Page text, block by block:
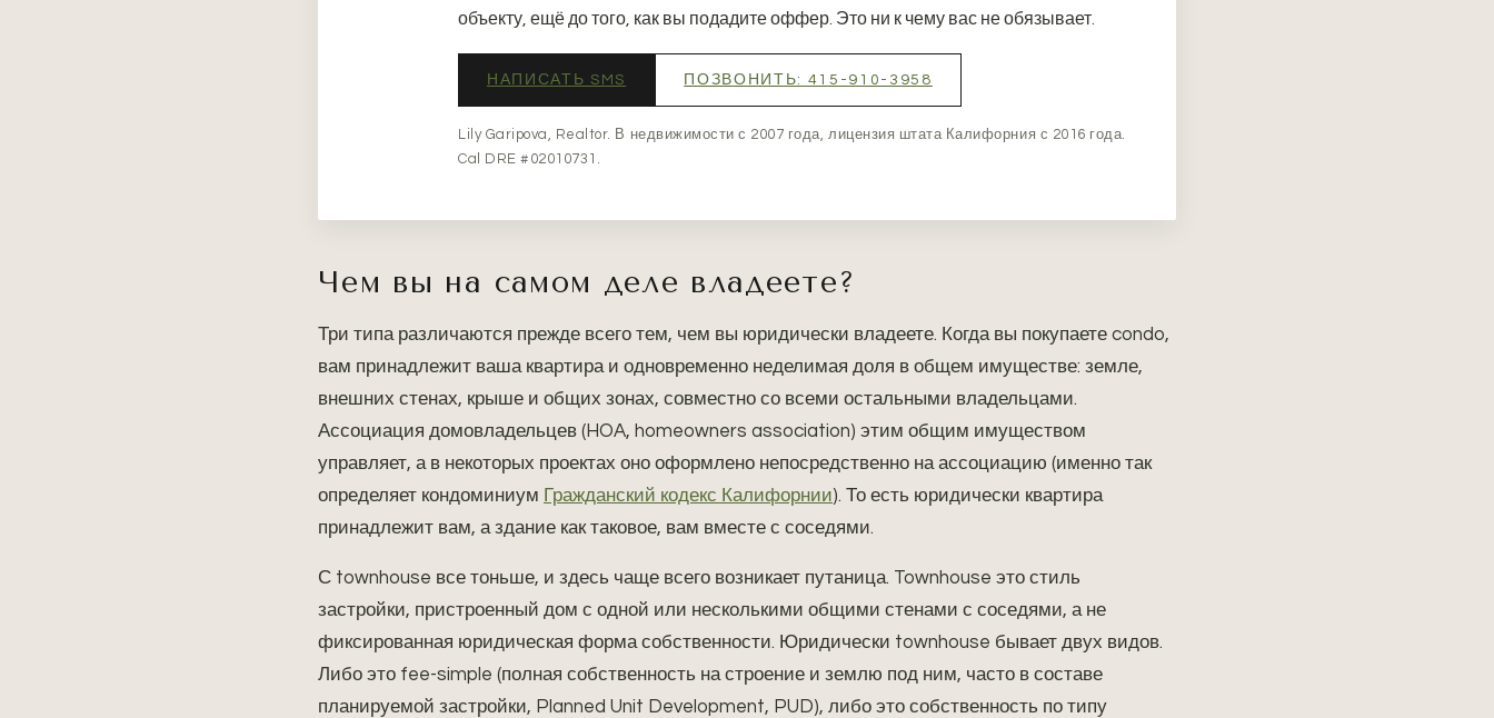
объекту, ещё до того, как вы подадите оффер. Это ни к чему вас не обязывает.
НАПИСАТЬ SMS ПОЗВОНИТЬ: 415-910-3958
Lily Garipova, Realtor. В недвижимости с 2007 года, лицензия штата Калифорния с 2016 года.
Cal DRE #02010731.
Чем вы на самом деле владеете?
Три типа различаются прежде всего тем, чем вы юридически владеете. Когда вы покупаете condo,
вам принадлежит ваша квартира и одновременно неделимая доля в общем имуществе: земле,
внешних стенах, крыше и общих зонах, совместно со всеми остальными владельцами.
Ассоциация домовладельцев (HOA, homeowners association) этим общим имуществом
управляет, а в некоторых проектах оно оформлено непосредственно на ассоциацию (именно так
определяет кондоминиум Гражданский кодекс Калифорнии). То есть юридически квартира
принадлежит вам, а здание как таковое, вам вместе с соседями.
С townhouse все тоньше, и здесь чаще всего возникает путаница. Townhouse это стиль
застройки, пристроенный дом с одной или несколькими общими стенами с соседями, а не
фиксированная юридическая форма собственности. Юридически townhouse бывает двух видов.
Либо это fee-simple (полная собственность на строение и землю под ним, часто в составе
планируемой застройки, Planned Unit Development, PUD), либо это собственность по типу